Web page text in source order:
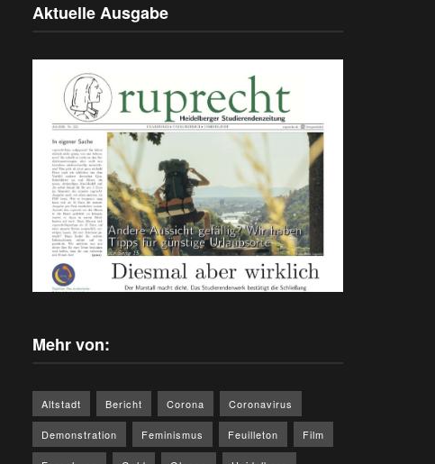
Aktuelle Ausgabe
Mehr von:
Altstadt Bericht Corona Coronavirus
Demonstration Feminismus Feuilleton Film